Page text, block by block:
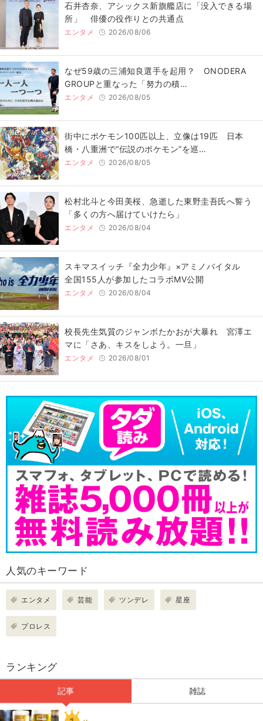
石井杏奈、アシックス新旗艦店に「没入できる場
所」 俳優の役作りとの共通点
エンタメ 2026/08/06
なぜ59歳の三浦知良選手を起用？ ONODERA
GROUPと重なった「努力の積…
エンタメ 2026/08/05
街中にポケモン100匹以上、立像は19匹 日本
橋・八重洲で“伝説のポケモン”を巡…
エンタメ 2026/08/05
松村北斗と今田美桜、急逝した東野圭吾氏へ誓う
「多くの方へ届けていけたら」
エンタメ 2026/08/04
スキマスイッチ『全力少年』×アミノバイタル
全国155人が参加したコラボMV公開
エンタメ 2026/08/04
校長先生気質のジャンボたかおが大暴れ 宮澤エ
マに「さあ、キスをしよう。一旦」
エンタメ 2026/08/01
人気のキーワード
エンタメ 芸能 ツンデレ 星座
プロレス
ランキング
記事 雑誌